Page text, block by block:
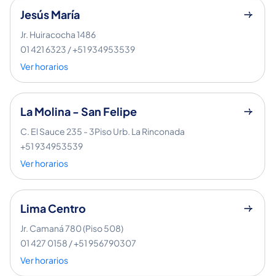
Jesús María
Jr. Huiracocha 1486
01 421 6323 / +51 934953539
Ver horarios
La Molina - San Felipe
C. El Sauce 235 - 3Piso Urb. La Rinconada
+51 934953539
Ver horarios
Lima Centro
Jr. Camaná 780 (Piso 508)
01 427 0158 / +51 956790307
Ver horarios